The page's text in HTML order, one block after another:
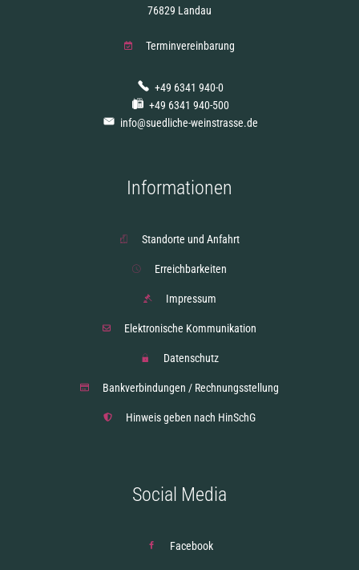
76829 Landau
Terminvereinbarung
+49 6341 940-0
+49 6341 940-500
info@suedliche-weinstrasse.de
Informationen
Standorte und Anfahrt
Erreichbarkeiten
Impressum
Elektronische Kommunikation
Datenschutz
Bankverbindungen / Rechnungsstellung
Hinweis geben nach HinSchG
Social Media
Facebook